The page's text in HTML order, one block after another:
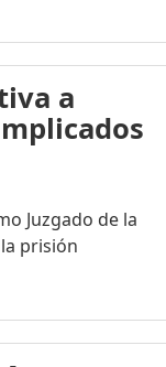
a
Juzgado de la
prisión